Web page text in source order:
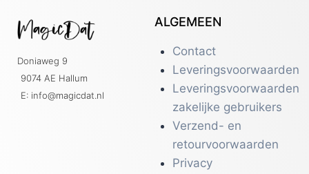
Doniaweg 9
9074 AE Hallum
E: info@magicdat.nl
ALGEMEEN
Contact
Leveringsvoorwaarden
Leveringsvoorwaarden
zakelijke gebruikers
Verzend- en
retourvoorwaarden
Privacy